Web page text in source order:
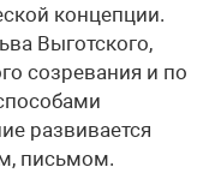
концепции.
Выготского,
созревания и по
развивается
письмом.